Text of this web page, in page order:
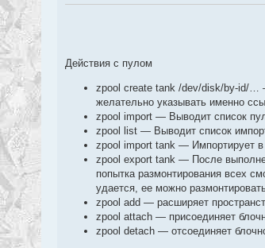
Действия с пулом
zpool create tank /dev/disk/by-id/…
желательно указывать именно
zpool import — Выводит список
zpool list — Выводит список
zpool import tank — Импортирует
zpool export tank — После
попытка размонтирования всех
удается, ее можно
zpool add — расширяет
zpool attach — присоединяет
zpool detach — отсоединяет